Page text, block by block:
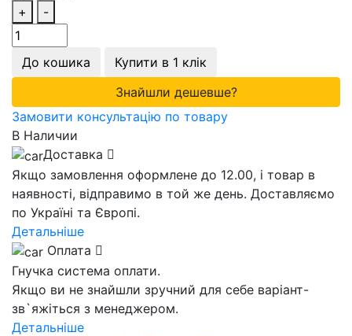
+
-
До кошика
Купити в 1 клік
Знайшли дешевше?
Замовити консультацію по товару
В Наличии
Доставка
Якщо замовлення оформлене до 12.00, і товар в
наявності, відправимо в той же день. Доставляємо
по Україні та Європі.
Детальніше
Оплата
Гнучка система оплати.
Якщо ви не знайшли зручний для себе варіант-
зв`яжіться з менеджером.
Детальніше